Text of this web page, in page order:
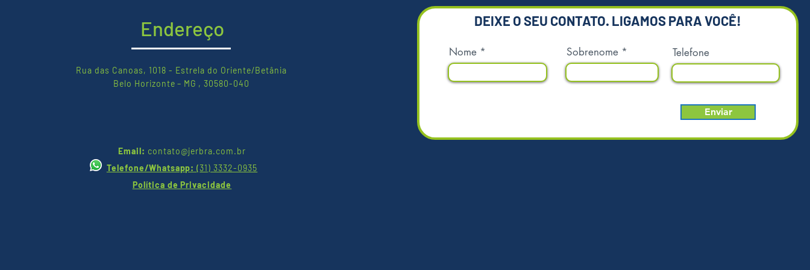
Endereço
Rua das Canoas, 1018 - Estrela do Oriente/Betânia
Belo Horizonte – MG , 30580-040
Email: contato@jerbra.com.br
Telefone/Whatsapp:(31) 3332-0935
Política de Privacidade
DEIXE O SEU CONTATO. LIGAMOS PARA VOCÊ!
Nome Sobrenome Telefone
Enviar